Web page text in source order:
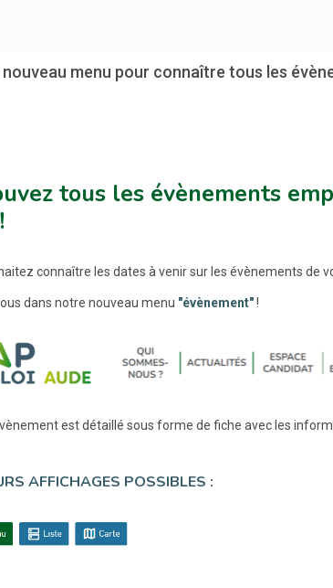
menu pour connaître tous les
tous les évènements
connaître les dates à venir sur les évènements de
dans notre nouveau menu "évènement"!
est détaillé sous forme de fiche avec les
AFFICHAGES POSSIBLES :